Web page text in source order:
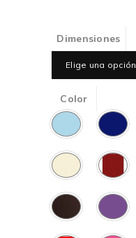
Dimensiones
Elige una opción
Color